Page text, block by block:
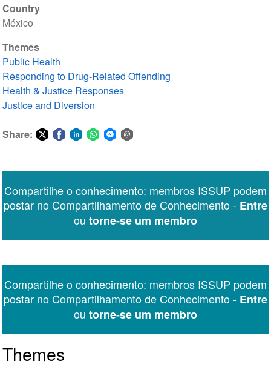
Country
México
Themes
Public Health
Responding to Drug-Related Offending
Health & Justice Responses
Justice and Diversion
Share:
Messenger
Compartilhe o conhecimento: membros ISSUP podem
postar no Compartilhamento de Conhecimento - Entre
ou torne-se um membro
Compartilhe o conhecimento: membros ISSUP podem
postar no Compartilhamento de Conhecimento - Entre
ou torne-se um membro
Themes